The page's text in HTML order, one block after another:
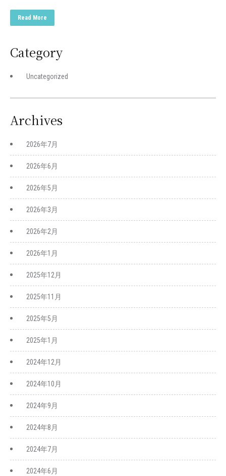
Read More
Category
Uncategorized
Archives
2026年7月
2026年6月
2026年5月
2026年3月
2026年2月
2026年1月
2025年12月
2025年11月
2025年5月
2025年1月
2024年12月
2024年10月
2024年9月
2024年8月
2024年7月
2024年6月